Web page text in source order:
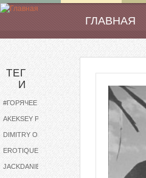
Перейти к основному содержанию
Main menu
ГЛАВНАЯ
ТЕГ
И
#ГОРЯЧЕЕ
EROTIQUE
JACKDANIELS